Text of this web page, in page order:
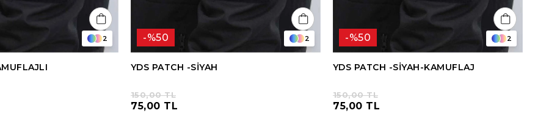
2
YDS PATCH -SİYAH
%50
75,00 TL
150,00 TL
2
YDS PATCH -SİYAH-KAMUFLAJ
%50
75,00 TL
150,00 TL
2